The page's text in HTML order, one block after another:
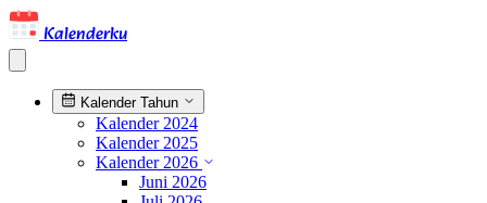
Kalenderku
Kalender Tahun
Kalender 2024
Kalender 2025
Kalender 2026
Juni 2026